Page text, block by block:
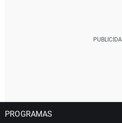
PROGRAMAS